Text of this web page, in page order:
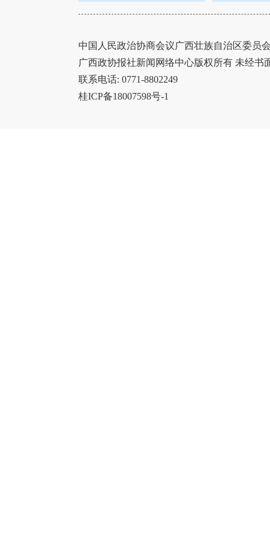
中国人民政治协商会议广西壮族自治区委员
广西政协报社新闻网络中心版权所有 未经书
联系电话: 0771-8802249
桂ICP备18007598号-1